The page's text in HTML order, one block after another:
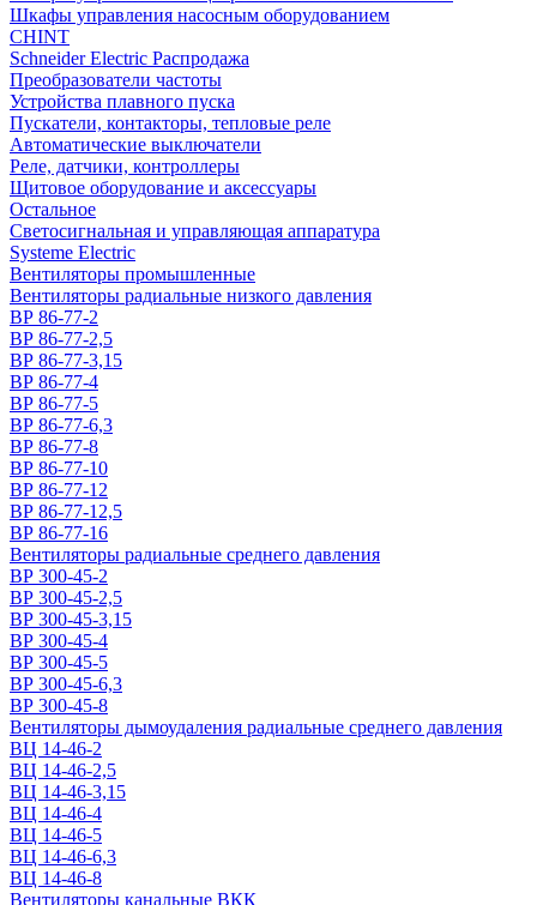
Шкафы управления насосным оборудованием
CHINT
Schneider Electric Распродажа
Преобразователи частоты
Устройства плавного пуска
Пускатели, контакторы, тепловые реле
Автоматические выключатели
Реле, датчики, контроллеры
Щитовое оборудование и аксессуары
Остальное
Светосигнальная и управляющая аппаратура
Systeme Electric
Вентиляторы промышленные
Вентиляторы радиальные низкого давления
ВР 86-77-2
ВР 86-77-2,5
ВР 86-77-3,15
ВР 86-77-4
ВР 86-77-5
ВР 86-77-6,3
ВР 86-77-8
ВР 86-77-10
ВР 86-77-12
ВР 86-77-12,5
ВР 86-77-16
Вентиляторы радиальные среднего давления
ВР 300-45-2
ВР 300-45-2,5
ВР 300-45-3,15
ВР 300-45-4
ВР 300-45-5
ВР 300-45-6,3
ВР 300-45-8
Вентиляторы дымоудаления радиальные среднего давления
ВЦ 14-46-2
ВЦ 14-46-2,5
ВЦ 14-46-3,15
ВЦ 14-46-4
ВЦ 14-46-5
ВЦ 14-46-6,3
ВЦ 14-46-8
Вентиляторы канальные ВКК